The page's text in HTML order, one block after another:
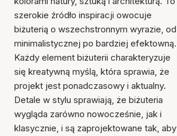
szerokie źródło inspiracji owocuje
biżuterią o wszechstronnym wyrazie, od
minimalistycznej po bardziej efektowną.
Każdy element biżuterii charakteryzuje
się kreatywną myślą, która sprawia, że
projekt jest ponadczasowy i aktualny.
Detale w stylu sprawiają, że biżuteria
wygląda zarówno nowocześnie, jak i
klasycznie, i są zaprojektowane tak, aby